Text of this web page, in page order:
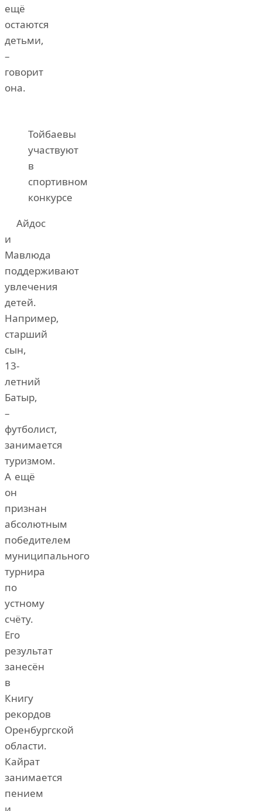
ещё
остаются
детьми,
–
говорит
она.
Тойбаевы
участвуют
в
спортивном
конкурсе
Айдос
и
Мавлюда
поддерживают
увлечения
детей.
Например,
старший
сын,
13-
летний
Батыр,
–
футболист,
занимается
туризмом.
А ещё
он
признан
абсолютным
победителем
муниципального
турнира
по
устному
счёту.
Его
результат
занесён
в
Книгу
рекордов
Оренбургской
области.
Кайрат
занимается
пением